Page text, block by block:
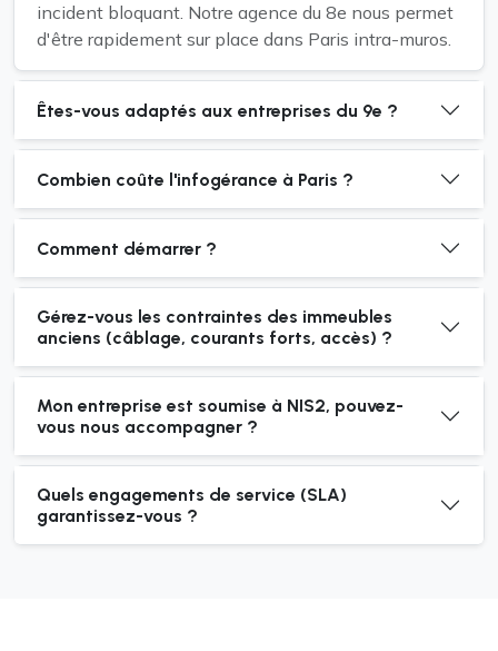
incident bloquant. Notre agence du 8e nous permet
d'être rapidement sur place dans Paris intra-muros.
Êtes-vous adaptés aux entreprises du 9e ?
Combien coûte l'infogérance à Paris ?
Comment démarrer ?
Gérez-vous les contraintes des immeubles
anciens (câblage, courants forts, accès) ?
Mon entreprise est soumise à NIS2, pouvez-
vous nous accompagner ?
Quels engagements de service (SLA)
garantissez-vous ?